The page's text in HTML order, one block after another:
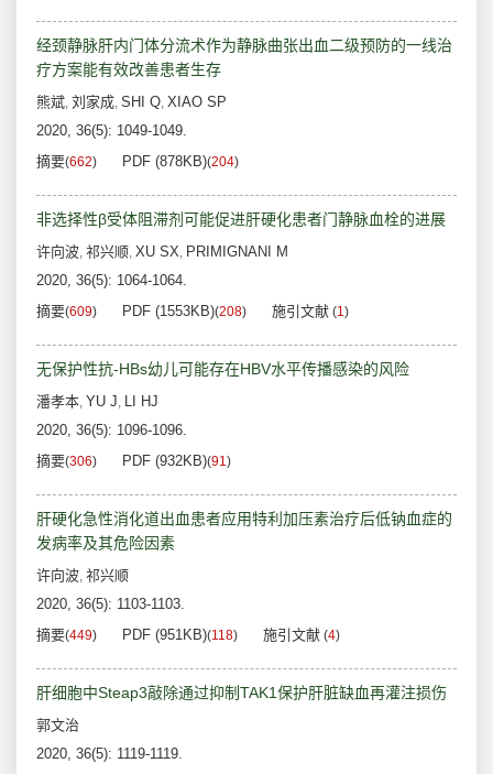
经颈静脉肝内门体分流术作为静脉曲张出血二级预防的一线治
疗方案能有效改善患者生存
熊斌, 刘家成, SHI Q, XIAO SP
2020, 36(5): 1049-1049.
摘要(662) PDF (878KB)(204)
非选择性β受体阻滞剂可能促进肝硬化患者门静脉血栓的进展
许向波, 祁兴顺, XU SX, PRIMIGNANI M
2020, 36(5): 1064-1064.
摘要(609) PDF (1553KB)(208) 施引文献 (1)
无保护性抗-HBs幼儿可能存在HBV水平传播感染的风险
潘孝本, YU J, LI HJ
2020, 36(5): 1096-1096.
摘要(306) PDF (932KB)(91)
肝硬化急性消化道出血患者应用特利加压素治疗后低钠血症的
发病率及其危险因素
许向波, 祁兴顺
2020, 36(5): 1103-1103.
摘要(449) PDF (951KB)(118) 施引文献 (4)
肝细胞中Steap3敲除通过抑制TAK1保护肝脏缺血再灌注损伤
郭文治
2020, 36(5): 1119-1119.